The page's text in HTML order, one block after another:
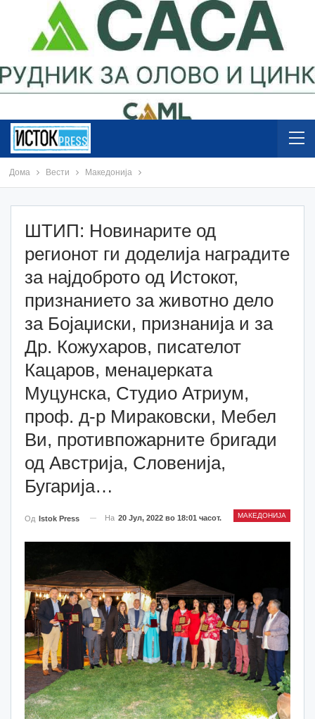
Дома Вести Македонија
ШТИП: Новинарите од
регионот ги доделија наградите
за најдоброто од Истокот,
признанието за животно дело
за Бојаџиски, признанија и за
Др. Кожухаров, писателот
Кацаров, менаџерката
Муцунска, Студио Атриум,
проф. д-р Мираковски, Мебел
Ви, противпожарните бригади
од Австрија, Словенија,
Бугарија…
МАКЕДОНИЈА
Од Istok Press На 20 Јул, 2022 во 18:01 часот.